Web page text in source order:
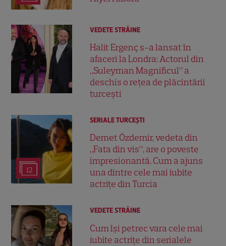
VEDETE STRĂINE
Halit Ergenç s-a lansat în
afaceri la Londra: Actorul din
„Suleyman Magnificul” a
deschis o rețea de plăcintării
turcești
12
SERIALE TURCEŞTI
Demet Özdemir, vedeta din
„Fata din vis”, are o poveste
impresionantă. Cum a ajuns
una dintre cele mai iubite
actrițe din Turcia
VEDETE STRĂINE
Cum își petrec vara cele mai
iubite actrițe din serialele